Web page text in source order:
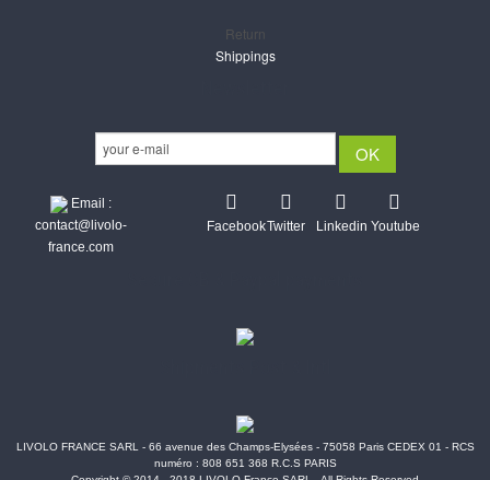
Return
Shippings
Email :
contact@livolo-
france.com
FacebookTwitter Linkedin Youtube
LIVOLO FRANCE SARL - 66 avenue des Champs-Elysées - 75058 Paris CEDEX 01 - RCS
numéro : 808 651 368 R.C.S PARIS